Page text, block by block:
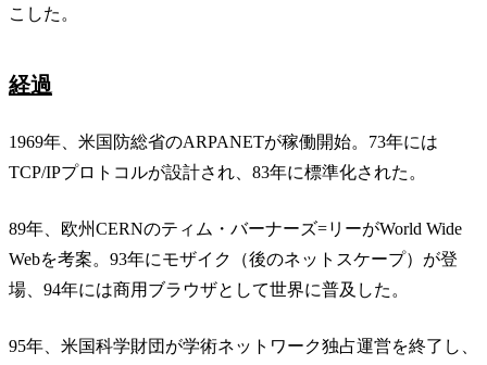
こした。
経過
1969年、米国防総省のARPANETが稼働開始。73年には
TCP/IPプロトコルが設計され、83年に標準化された。
89年、欧州CERNのティム・バーナーズ=リーがWorld Wide
Webを考案。93年にモザイク（後のネットスケープ）が登
場、94年には商用ブラウザとして世界に普及した。
95年、米国科学財団が学術ネットワーク独占運営を終了し、